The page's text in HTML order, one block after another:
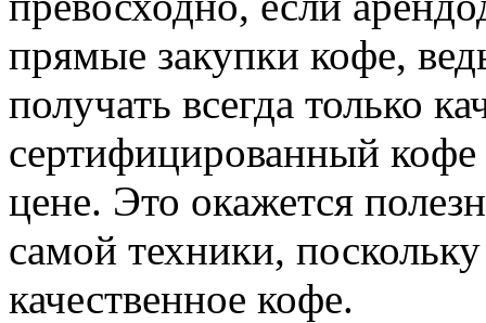
прямые закупки кофе,
получать всегда только
сертифицированный
цене. Это окажется
самой техники,
качественное кофе.